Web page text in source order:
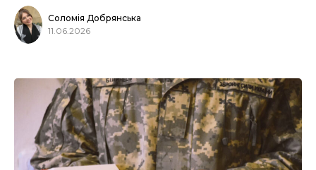
Соломія Добрянська
11.06.2026